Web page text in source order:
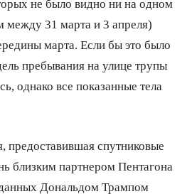
не было видно ни на одном
между 31 марта и 3 апреля)
марта. Если бы это было
пребывания на улице трупы
однако все показанные тела
предоставившая спутниковые
близким партнером Пентагона
Дональдом Трампом